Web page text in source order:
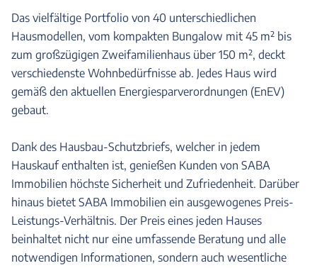
Das vielfältige Portfolio von 40 unterschiedlichen
Hausmodellen, vom kompakten Bungalow mit 45 m² bis
zum großzügigen Zweifamilienhaus über 150 m², deckt
verschiedenste Wohnbedürfnisse ab. Jedes Haus wird
gemäß den aktuellen Energiesparverordnungen (EnEV)
gebaut.
Dank des Hausbau-Schutzbriefs, welcher in jedem
Hauskauf enthalten ist, genießen Kunden von SABA
Immobilien höchste Sicherheit und Zufriedenheit. Darüber
hinaus bietet SABA Immobilien ein ausgewogenes Preis-
Leistungs-Verhältnis. Der Preis eines jeden Hauses
beinhaltet nicht nur eine umfassende Beratung und alle
notwendigen Informationen, sondern auch wesentliche